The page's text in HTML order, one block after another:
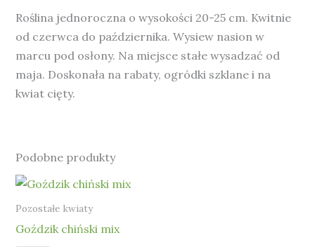
Roślina jednoroczna o wysokości 20-25 cm. Kwitnie
od czerwca do października. Wysiew nasion w
marcu pod osłony. Na miejsce stałe wysadzać od
maja. Doskonała na rabaty, ogródki szklane i na
kwiat cięty.
Podobne produkty
Pozostałe kwiaty
Goździk chiński mix